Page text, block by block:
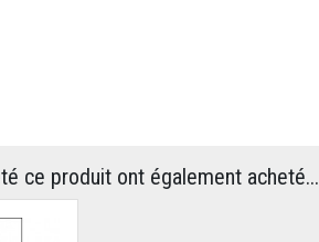
ce produit ont également acheté...